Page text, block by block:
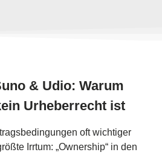
& Udio: Warum
Urheberrecht ist
oft wichtiger
Irrtum: „Ownership“ in den